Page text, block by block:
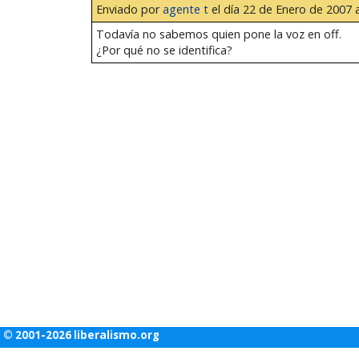
Enviado poragente tel día 22 de Enero de 2007
Todavía no sabemos quien pone la voz en off.
¿Por qué no se identifica?
© 2001-2026 liberalismo.org